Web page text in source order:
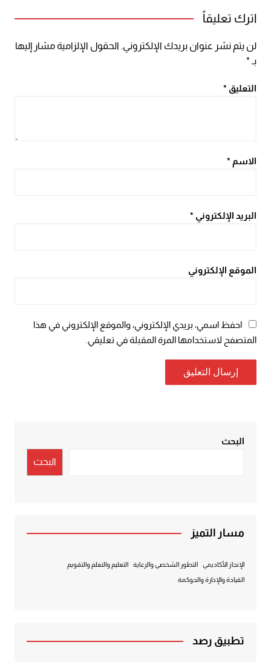
اترك تعليقاً
لن يتم نشر عنوان بريدك الإلكتروني. الحقول الإلزامية مشار إليها
بـ*
التعليق *
الاسم *
البريد الإلكتروني *
الموقع الإلكتروني
احفظ اسمي، بريدي الإلكتروني، والموقع الإلكتروني في هذا
المتصفح لاستخدامها المرة المقبلة في تعليقي.
البحث
البحث
مسار التميز
الإنجاز الأكاديمي التطور الشخصي والرعاية التعليم والتعلم والتقويم
القيادة والإدارة والحوكمة
تطبيق رصد